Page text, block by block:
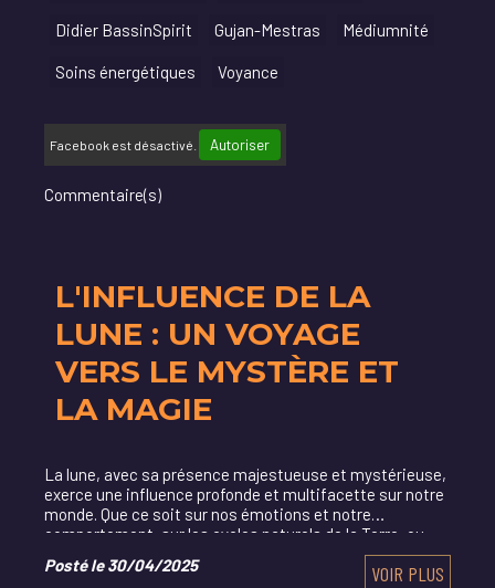
Didier BassinSpirit Gujan-Mestras Médiumnité
Soins énergétiques Voyance
Facebook est désactivé. Autoriser
Commentaire(s)
L'INFLUENCE DE LA
LUNE : UN VOYAGE
VERS LE MYSTÈRE ET
LA MAGIE
La lune, avec sa présence majestueuse et mystérieuse,
exerce une influence profonde et multifacette sur notre
monde. Que ce soit sur nos émotions et notre
comportement, sur les cycles naturels de la Terre, ou
sur les pratiques magiques ancestrales, son im
Posté le 30/04/2025 VOIR PLUS